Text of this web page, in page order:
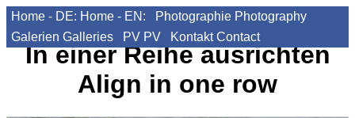
Home - DE: Home - EN: Photographie Photography
Galerien Galleries PV PV Kontakt Contact
In einer Reihe ausrichten
Align in one row